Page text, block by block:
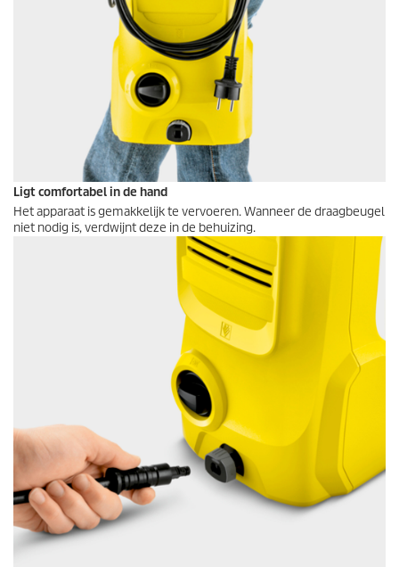
Ligt comfortabel in de hand
Het apparaat is gemakkelijk te vervoeren. Wanneer de draagbeugel
niet nodig is, verdwijnt deze in de behuizing.